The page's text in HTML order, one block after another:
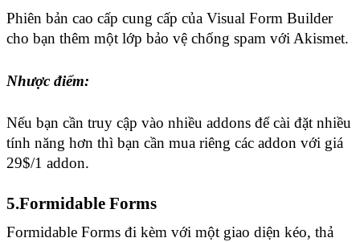
Phiên bản cao cấp cung cấp của Visual Form Builder
cho bạn thêm một lớp bảo vệ chống spam với Akismet.
Nhược điểm:
Nếu bạn cần truy cập vào nhiều addons để cài đặt nhiều
tính năng hơn thì bạn cần mua riêng các addon với giá
29$/1 addon.
5.Formidable Forms
Formidable Forms đi kèm với một giao diện kéo, thả